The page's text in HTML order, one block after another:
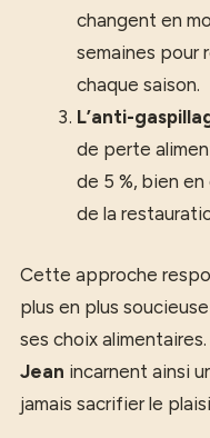
changent en
semaines pour
chaque saison.
L’anti-
de perte
de 5 %, bien
de la
Cette approche
plus en plus
ses choix alimentaires.
Jean incarnent ainsi
jamais sacrifier le